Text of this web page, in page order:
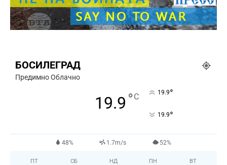
БОСИЛЕГРАД
Предимно Облачно
19.9 °C 19.9°
19.9°
48% 1.7m/s 52%
ПТ СБ НД ПН ВТ